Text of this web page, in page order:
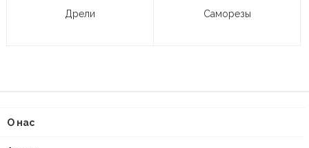
Дрели Саморезы
О нас